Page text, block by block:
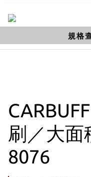
刷／大面
8076
規格